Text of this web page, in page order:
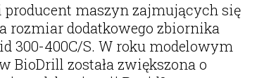
producent maszyn zajmujących się
rozmiar dodatkowego zbiornika
300-400C/S. W roku modelowym
BioDrill została zwiększona o